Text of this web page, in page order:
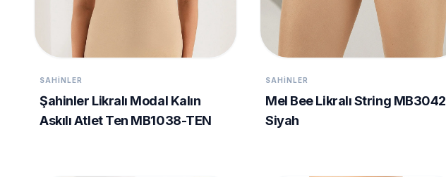
SAHINLER
Şahinler Likralı Modal Kalın
Askılı Atlet Ten MB1038-TEN
SAHINLER
Mel Bee Likralı String MB3042
Siyah